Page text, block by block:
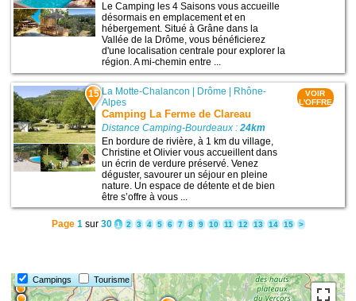
Le Camping les 4 Saisons vous accueille
désormais en emplacement et en
hébergement. Situé à Grâne dans la
Vallée de la Drôme, vous bénéficierez
d'une localisation centrale pour explorer la
région. A mi-chemin entre ...
15 La Motte-Chalancon | Drôme | Rhône-
Alpes
Camping La Ferme de Clareau
Distance Camping-Bourdeaux :24km
En bordure de rivière, à 1 km du village,
Christine et Olivier vous accueillent dans
un écrin de verdure préservé. Venez
déguster, savourer un séjour en pleine
nature. Un espace de détente et de bien
être s’offre à vous ...
VOIR
L'OFFRE
Page 1sur 30 1 2 3 4 5 6 7 8 9 10 11 12 13 14 15 >
Campings Tourisme